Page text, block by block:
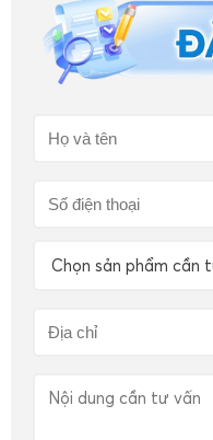
Chọn sản phẩm cần